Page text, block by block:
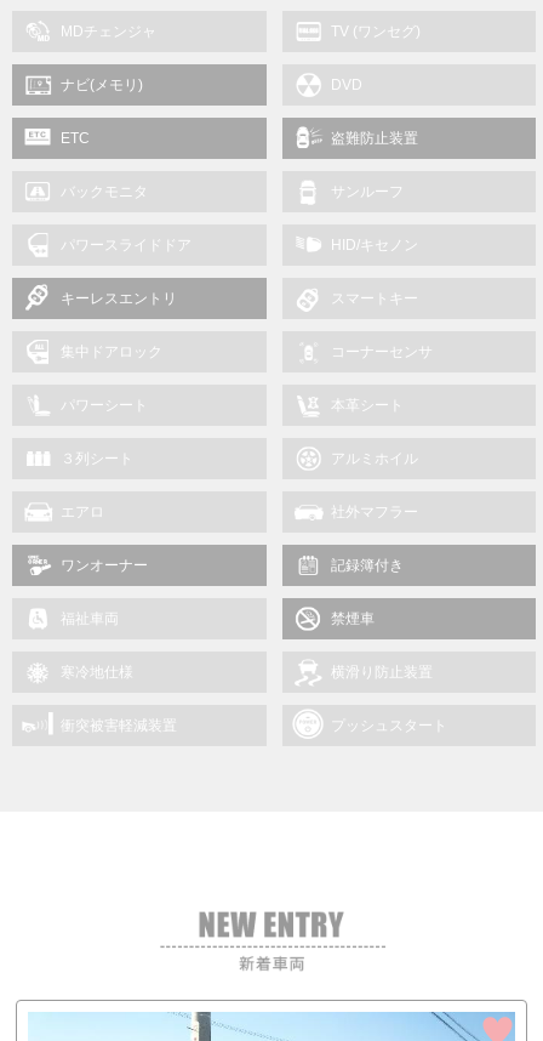
MDチェンジャ TV (ワンセグ)
ナビ(メモリ) DVD
ETC 盗難防止装置
バックモニタ サンルーフ
パワースライドドア HID/キセノン
キーレスエントリ スマートキー
集中ドアロック コーナーセンサ
パワーシート 本革シート
３列シート アルミホイル
エアロ 社外マフラー
ワンオーナー 記録簿付き
福祉車両 禁煙車
寒冷地仕様 横滑り防止装置
衝突被害軽減装置 プッシュスタート